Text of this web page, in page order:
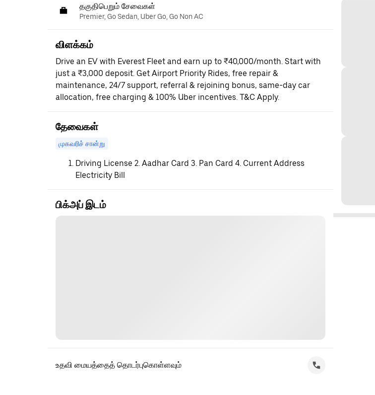
தகுதிபெறும் சேவைகள்
Premier, Go Sedan, Uber Go, Go Non AC
விளக்கம்
Drive an EV with Everest Fleet and earn up to ₹40,000/month. Start with
just a ₹3,000 deposit. Get Airport Priority Rides, free repair &
maintenance, 24/7 support, referral & rejoining bonus, same-day car
allocation, free charging & 100% Uber incentives. T&C Apply.
தேவைகள்
முகவரிச் சான்று
Driving License 2. Aadhar Card 3. Pan Card 4. Current Address
Electricity Bill
பிக்அப் இடம்
உதவி மையத்தைத் தொடர்புகொள்ளவும்